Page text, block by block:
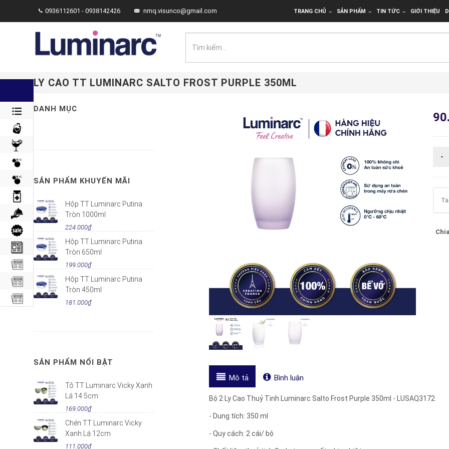
0936112601 - 0938142426 nmq.visunco@gmail.com TRANG CHỦ SẢN PHẨM TIN TỨC GIỚI THIỆU
LY CAO TT LUMINARC SALTO FROST PURPLE 350ML
Mô tả Bình luận
Bộ 2 Ly Cao Thuỷ Tinh Luminarc Salto Frost Purple 350ml - LUSAQ3172
- Dung tích: 350 ml
- Quy cách: 2 cái/ bộ
DANH MỤC
SẢN PHẨM KHUYẾN MÃI
Hộp TT Luminarc Putina
Tròn 1000ml
224.000₫
Hộp TT Luminarc Putina
Tròn 650ml
199.000₫
Hộp TT Luminarc Putina
Tròn 450ml
181.000₫
SẢN PHẨM NỔI BẬT
Tô TT Luminarc Vicky Xanh
Lá 14.5cm
169.000₫
Chén TT Luminarc Vicky
Xanh Lá 12cm
111.000₫